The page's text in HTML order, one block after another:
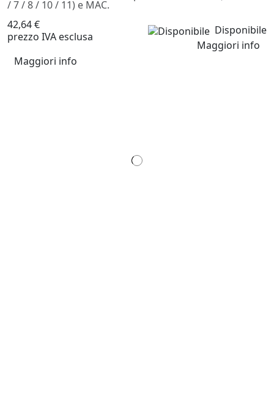
/ 7 / 8 / 10 / 11) e MAC.
42,64 €
prezzo IVA esclusa
Disponibile
Maggiori info
Maggiori info